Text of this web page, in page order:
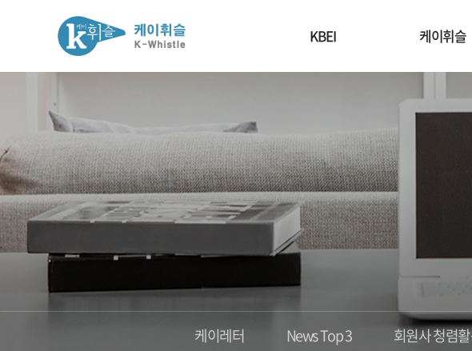
KBEI 케이휘슬
케이레터 News Top 3 회원사 청렴